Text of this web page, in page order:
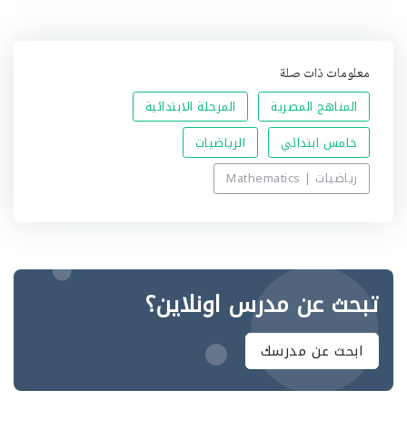
معلومات ذات صلة
المناهج المصرية
المرحلة الابتدائية
خامس ابتدائي
الرياضيات
رياضيات | Mathematics
تبحث عن مدرس اونلاين؟
ابحث عن مدرسك